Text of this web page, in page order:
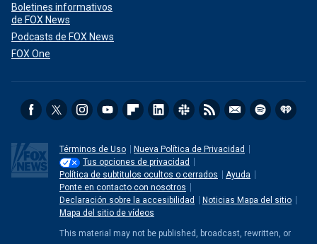
Boletines informativos
de FOX News
Podcasts de FOX News
FOX One
Términos de Uso
Nueva Política de Privacidad
Tus opciones de privacidad
Política de subtitulos ocultos o cerrados
Ayuda
Ponte en contacto con nosotros
Declaración sobre la accesibilidad
Noticias Mapa del sitio
Mapa del sitio de vídeos
This material may not be published, broadcast, rewritten, or